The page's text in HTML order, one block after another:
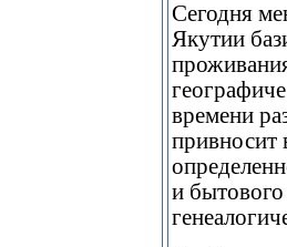
Сегодня
Якутии
времени
привносит
и